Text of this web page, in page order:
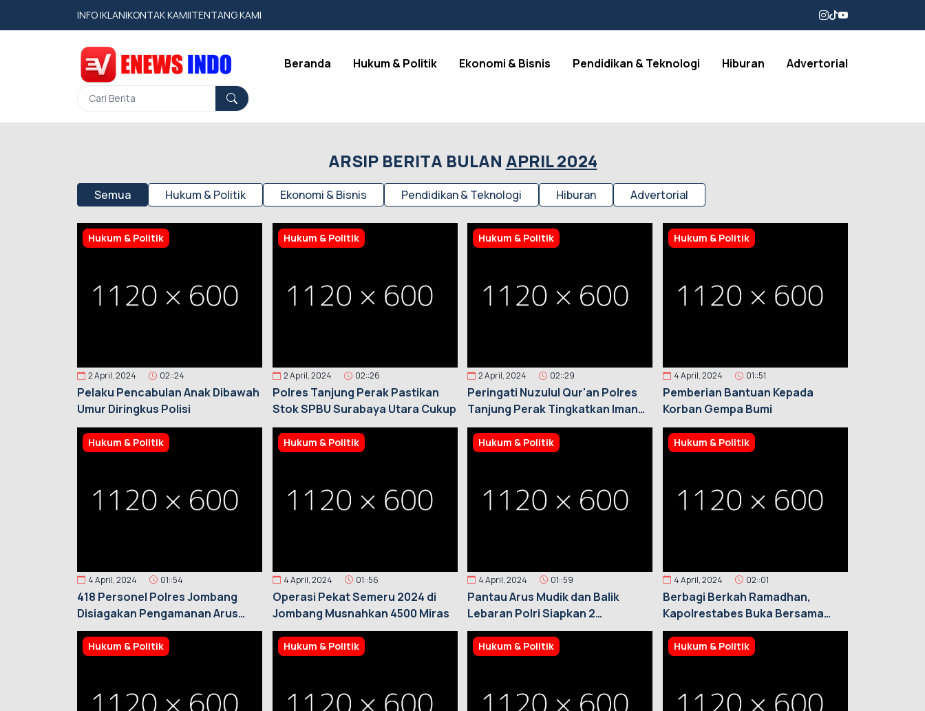
INFO IKLAN|KONTAK KAMI|TENTANG KAMI
Beranda Hukum & Politik Ekonomi & Bisnis Pendidikan & Teknologi Hiburan Advertorial
ARSIP BERITA BULAN APRIL 2024
Semua Hukum & Politik Ekonomi & Bisnis Pendidikan & Teknologi Hiburan Advertorial
Hukum & Politik
2 April, 2024 02::24
Pelaku Pencabulan Anak Dibawah
Umur Diringkus Polisi
Hukum & Politik
2 April, 2024 02::26
Polres Tanjung Perak Pastikan
Stok SPBU Surabaya Utara Cukup
Hukum & Politik
2 April, 2024 02::29
Peringati Nuzulul Qur'an Polres
Tanjung Perak Tingkatkan Iman
dan Taqwa
Hukum & Politik
4 April, 2024 01::51
Pemberian Bantuan Kepada
Korban Gempa Bumi
Hukum & Politik
4 April, 2024 01::54
418 Personel Polres Jombang
Disiagakan Pengamanan Arus
Mudik dan Balik Lebaran 2024
Hukum & Politik
4 April, 2024 01::56
Operasi Pekat Semeru 2024 di
Jombang Musnahkan 4500 Miras
Hukum & Politik
4 April, 2024 01::59
Pantau Arus Mudik dan Balik
Lebaran Polri Siapkan 2
Helikopter Ambulan Udara
Hukum & Politik
4 April, 2024 02::01
Berbagi Berkah Ramadhan,
Kapolrestabes Buka Bersama
Abang Becak
Hukum & Politik Hukum & Politik Hukum & Politik Hukum & Politik